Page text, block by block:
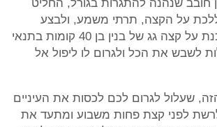
חובב שנהנה להתגרות בגורל, החליט
על הקצה, תרתי משמע, ולבצע
עמידת ידיים מסוכנת על קצה גג של בנין בן 40 קומות בתנאי
לשבש את הכל ולגרום לו ליפול אל
שעלול לגרום לכם לכסות את העיניים
לפני קצת פחות משבוע ומתעד את